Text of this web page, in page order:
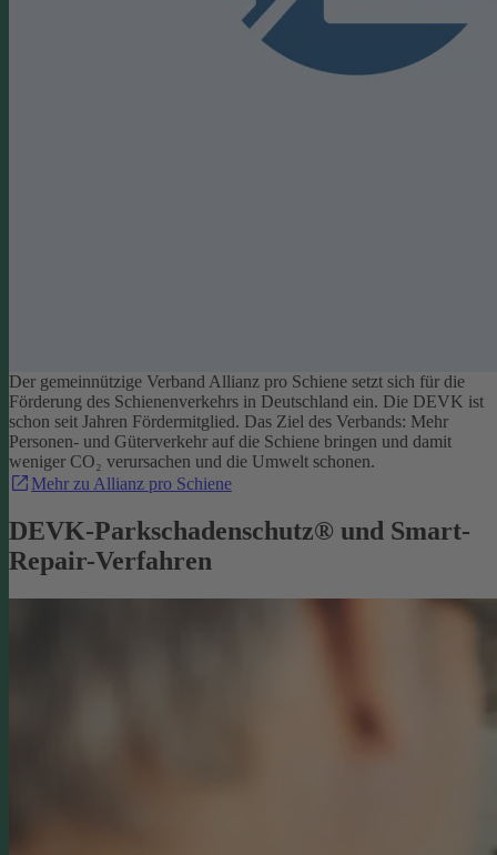
Der gemeinnützige Verband Allianz pro Schiene setzt sich für die
Förderung des Schienenverkehrs in Deutschland ein. Die DEVK ist
schon seit Jahren Fördermitglied. Das Ziel des Verbands: Mehr
Personen- und Güterverkehr auf die Schiene bringen und damit
weniger CO₂ verursachen und die Umwelt schonen.
Mehr zu Allianz pro Schiene
DEVK-Parkschadenschutz® und Smart-
Repair-Verfahren